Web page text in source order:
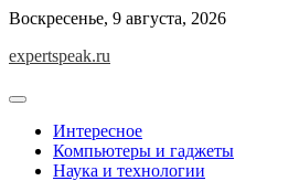
Skip
content
Воскресенье, 9 августа, 2026
expertspeak.ru
Интересное
Компьютеры и гаджеты
Наука и технологии